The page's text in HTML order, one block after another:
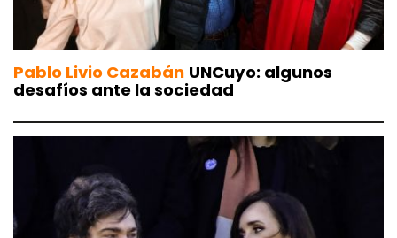
Pablo Livio Cazabán UNCuyo: algunos
desafíos ante la sociedad